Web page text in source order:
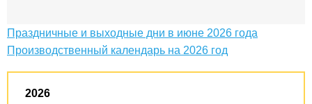
Праздничные и выходные дни в июне 2026 года
Производственный календарь на 2026 год
2026